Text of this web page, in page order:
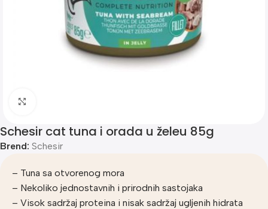
Schesir cat tuna i orada u želeu 85g
Brend: Schesir
– Tuna sa otvorenog mora
– Nekoliko jednostavnih i prirodnih sastojaka
– Visok sadržaj proteina i nisak sadržaj ugljenih hidrata